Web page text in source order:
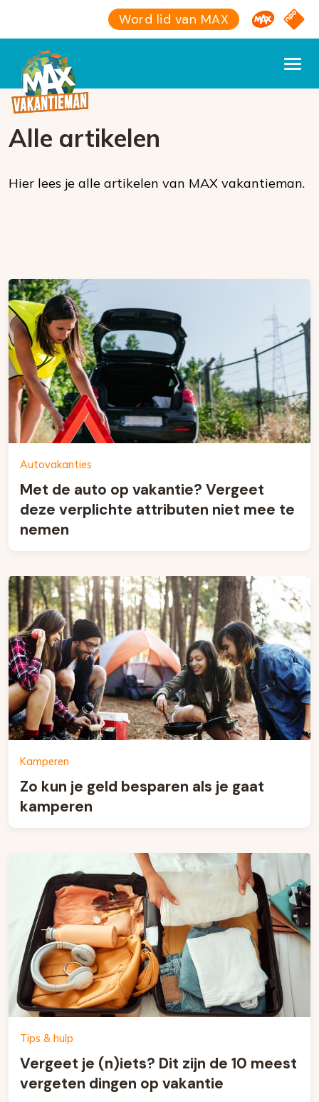
Word lid van MAX Omroep
NPO
Alle artikelen
Hier lees je alle artikelen van MAX vakantieman.
Autovakanties
Met de auto op vakantie? Vergeet
deze verplichte attributen niet mee te
nemen
Kamperen
Zo kun je geld besparen als je gaat
kamperen
Tips & hulp
Vergeet je (n)iets? Dit zijn de 10 meest
vergeten dingen op vakantie